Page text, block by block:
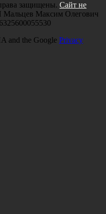
защищены. Сайт не
Максим Олегович
and the Google Privacy